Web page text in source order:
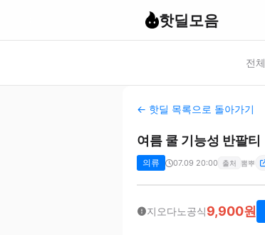
핫딜모음
전체
← 핫딜 목록으로 돌아가기
여름 쿨 기능성 반팔티
의류 07.09 20:00 출처 뽐뿌
지오다노공식9,900원